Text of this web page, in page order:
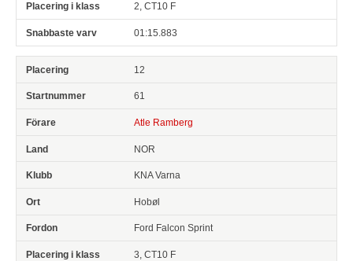
2, CT10 F
01:15.883
12
61
Atle Ramberg
NOR
KNA Varna
Hobøl
Ford Falcon Sprint
3, CT10 F